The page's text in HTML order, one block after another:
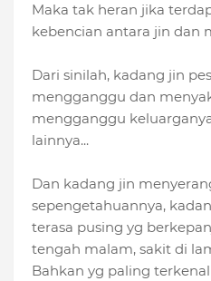
Maka tak heran jika
kebencian antara jin dan
Dari sinilah, kadang jin
mengganggu dan
mengganggu
lainnya...
Dan kadang jin
sepengetahuannya,
terasa pusing yg
tengah malam, sakit di
Bahkan yg paling